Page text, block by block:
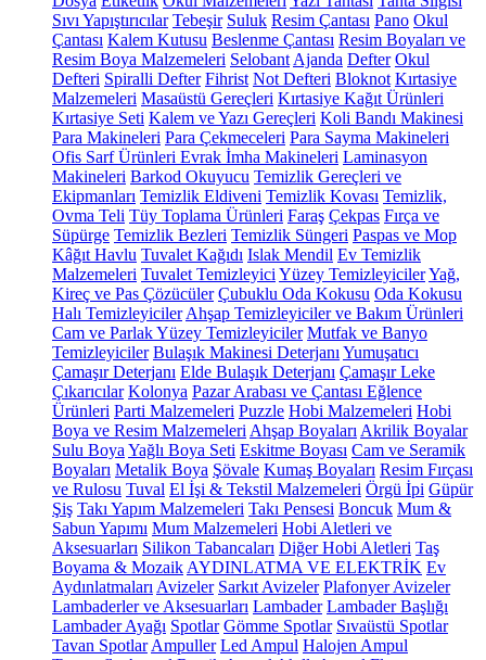
Sıvı Yapıştırıcılar Tebeşir Suluk Resim Çantası Pano Okul
Çantası Kalem Kutusu Beslenme Çantası Resim Boyaları ve
Resim Boya Malzemeleri Selobant Ajanda Defter Okul
Defteri Spiralli Defter Fihrist Not Defteri Bloknot Kırtasiye
Malzemeleri Masaüstü Gereçleri Kırtasiye Kağıt Ürünleri
Kırtasiye Seti Kalem ve Yazı Gereçleri Koli Bandı Makinesi
Para Makineleri Para Çekmeceleri Para Sayma Makineleri
Ofis Sarf Ürünleri Evrak İmha Makineleri Laminasyon
Makineleri Barkod Okuyucu Temizlik Gereçleri ve
Ekipmanları Temizlik Eldiveni Temizlik Kovası Temizlik,
Ovma Teli Tüy Toplama Ürünleri Faraş Çekpas Fırça ve
Süpürge Temizlik Bezleri Temizlik Süngeri Paspas ve Mop
Kâğıt Havlu Tuvalet Kağıdı Islak Mendil Ev Temizlik
Malzemeleri Tuvalet Temizleyici Yüzey TemizleyicilerYağ,
Kireç ve Pas Çözücüler Çubuklu Oda Kokusu Oda Kokusu
Halı Temizleyiciler Ahşap Temizleyiciler ve Bakım Ürünleri
Cam ve Parlak Yüzey Temizleyiciler Mutfak ve Banyo
Temizleyiciler Bulaşık Makinesi Deterjanı Yumuşatıcı
Çamaşır Deterjanı Elde Bulaşık Deterjanı Çamaşır Leke
Çıkarıcılar Kolonya Pazar Arabası ve Çantası Eğlence
Ürünleri Parti Malzemeleri Puzzle Hobi Malzemeleri Hobi
Boya ve Resim Malzemeleri Ahşap Boyaları Akrilik Boyalar
Sulu Boya Yağlı Boya Seti Eskitme Boyası Cam ve Seramik
Boyaları Metalik Boya Şövale Kumaş Boyaları Resim Fırçası
ve Rulosu Tuval El İşi & Tekstil Malzemeleri Örgü İpi Güpür
Şiş Takı Yapım Malzemeleri Takı Pensesi Boncuk Mum &
Sabun Yapımı Mum Malzemeleri Hobi Aletleri ve
Aksesuarları Silikon Tabancaları Diğer Hobi Aletleri Taş
Boyama & Mozaik AYDINLATMA VE ELEKTRİK Ev
Aydınlatmaları Avizeler Sarkıt Avizeler Plafonyer Avizeler
Lambaderler ve Aksesuarları Lambader Lambader Başlığı
Lambader Ayağı Spotlar Gömme Spotlar Sıvaüstü Spotlar
Tavan Spotlar Ampuller Led Ampul Halojen Ampul